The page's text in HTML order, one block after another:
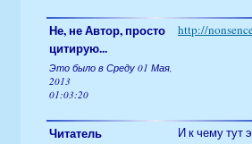
Не, не Автор, просто
цитирую...
http://
Это было в Среду 01 Мая,
2013
01:03:20
Читатель И к чему тут